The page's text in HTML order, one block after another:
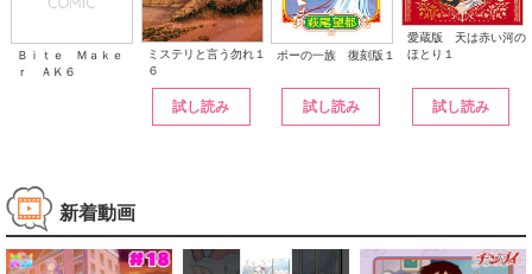
Ｂｉｔｅ Ｍａｋｅ
ｒ ＡＫ６
ミステリと言う勿れ１
６
試し読み
ポーの一族 復刻版１
試し読み
愛蔵版 天は赤い河の
ほとり１
試し読み
新着動画